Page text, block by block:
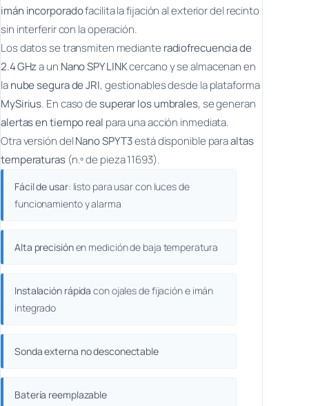
imán incorporadofacilita la fijación al exterior del recinto
sin interferir con la operación.
Los datos se transmiten mediante radiofrecuencia de
2.4 GHza un Nano SPY LINKcercano y se almacenan en
lanube segura de JRI, gestionables desde la plataforma
MySirius. En caso desuperar los umbrales, se generan
alertas en tiempo real para una acción inmediata.
Otra versión delNano SPY T3está disponible paraaltas
temperaturas(n.º de pieza 11693).
Fácil de usar: listo para usar con luces de
funcionamiento y alarma
Alta precisiónen medición de baja temperatura
Instalación rápida con ojales de fijación e imán
integrado
Sonda externa no desconectable
Batería reemplazable